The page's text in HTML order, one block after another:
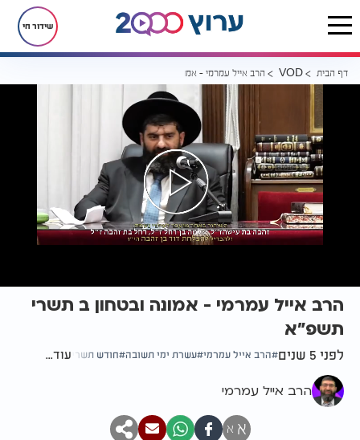
שידור חי
דף הבית VOD הרב אייל עמרמי - אמונה ובטחון ב תשרי תשפ"א
הרב אייל עמרמי - אמונה ובטחון ב תשרי
תשפ"א
לפני 5 שנים הרב אייל עמרמי עשרת ימי תשובה חודש תשרי עוד...
הרב אייל עמרמי
א א